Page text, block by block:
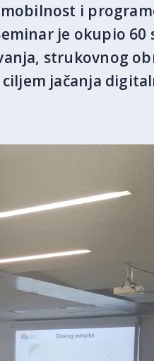
i
je okupio 60
strukovnog
jačanja